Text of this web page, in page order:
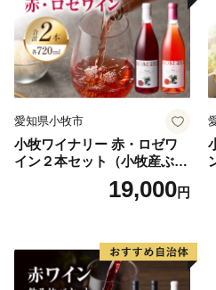
のまちづくりを応援していた
っています。
箱根町出身の方や箱根町を訪
「箱根ファン」の皆様の応援
愛知県小牧市
小牧ワイナリー 赤・ロゼワ
イン２本セット（小牧産ぶど
19,000円